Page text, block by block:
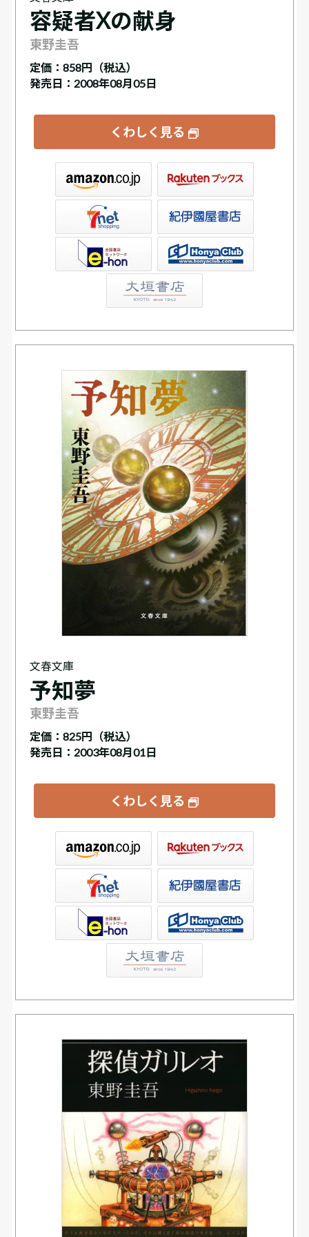
容疑者Xの献身
東野圭吾
定価： 858円（税込）
発売日：2008年08月05日
くわしく見る
書店ウェブストア
文春文庫
予知夢
東野圭吾
定価： 825円（税込）
発売日：2003年08月01日
くわしく見る
書店ウェブストア